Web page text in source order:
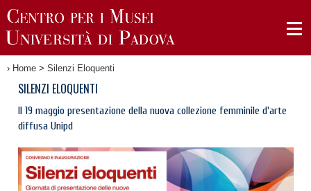
› Home > Silenzi Eloquenti
SILENZI ELOQUENTI
Il 19 maggio presentazione della nuova collezione femminile d'arte
diffusa Unipd